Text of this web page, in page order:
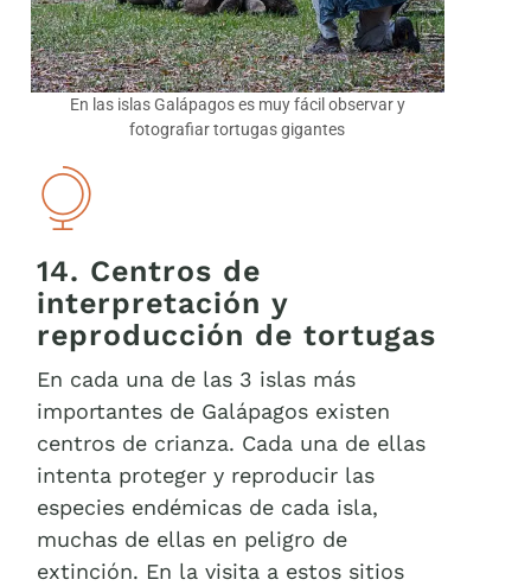
En las islas Galápagos es muy fácil observar y
fotografiar tortugas gigantes
14. Centros de
interpretación y
reproducción de tortugas
En cada una de las 3 islas más
importantes de Galápagos existen
centros de crianza. Cada una de ellas
intenta proteger y reproducir las
especies endémicas de cada isla,
muchas de ellas en peligro de
extinción. En la visita a estos sitios